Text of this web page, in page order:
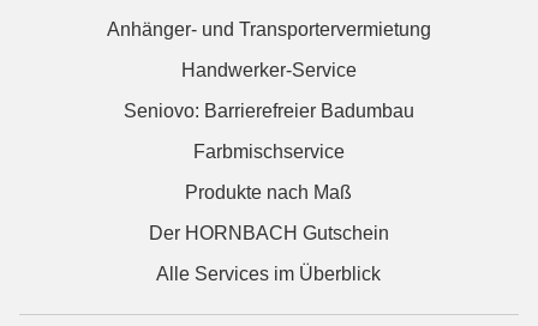
Anhänger- und Transportervermietung
Handwerker-Service
Seniovo: Barrierefreier Badumbau
Farbmischservice
Produkte nach Maß
Der HORNBACH Gutschein
Alle Services im Überblick